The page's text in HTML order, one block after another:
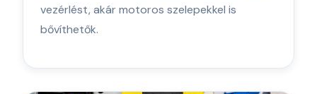
vezérlést, akár motoros szelepekkel is
bővíthetők.